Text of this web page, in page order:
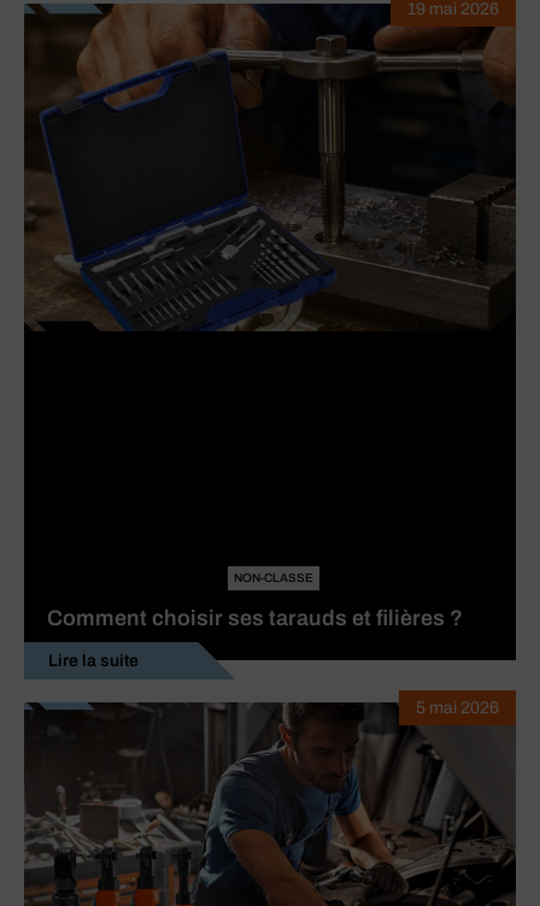
NON-CLASSE
Comment choisir ses tarauds et filières ?
Lire la suite
19 mai 2026
5 mai 2026